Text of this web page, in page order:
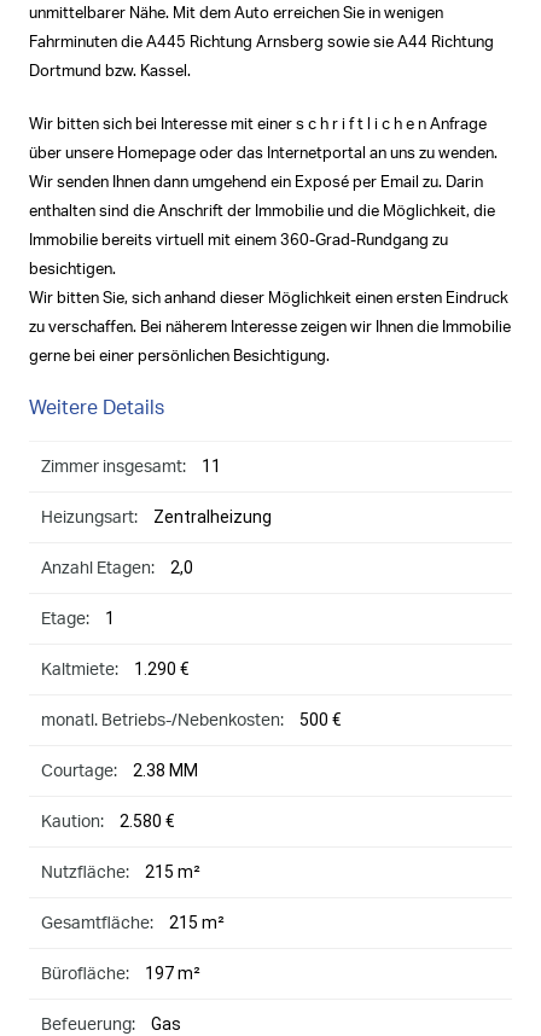
unmittelbarer Nähe. Mit dem Auto erreichen Sie in wenigen
Fahrminuten die A445 Richtung Arnsberg sowie sie A44 Richtung
Dortmund bzw. Kassel.
Wir bitten sich bei Interesse mit einer s c h r i f t l i c h e n Anfrage
über unsere Homepage oder das Internetportal an uns zu wenden.
Wir senden Ihnen dann umgehend ein Exposé per Email zu. Darin
enthalten sind die Anschrift der Immobilie und die Möglichkeit, die
Immobilie bereits virtuell mit einem 360-Grad-Rundgang zu
besichtigen.
Wir bitten Sie, sich anhand dieser Möglichkeit einen ersten Eindruck
zu verschaffen. Bei näherem Interesse zeigen wir Ihnen die Immobilie
gerne bei einer persönlichen Besichtigung.
Weitere Details
Zimmer insgesamt: 11
Heizungsart: Zentralheizung
Anzahl Etagen: 2,0
Etage: 1
Kaltmiete: 1.290 €
monatl. Betriebs-/Nebenkosten: 500 €
Courtage: 2.38 MM
Kaution: 2.580 €
Nutzfläche: 215 m²
Gesamtfläche: 215 m²
Bürofläche: 197 m²
Befeuerung: Gas